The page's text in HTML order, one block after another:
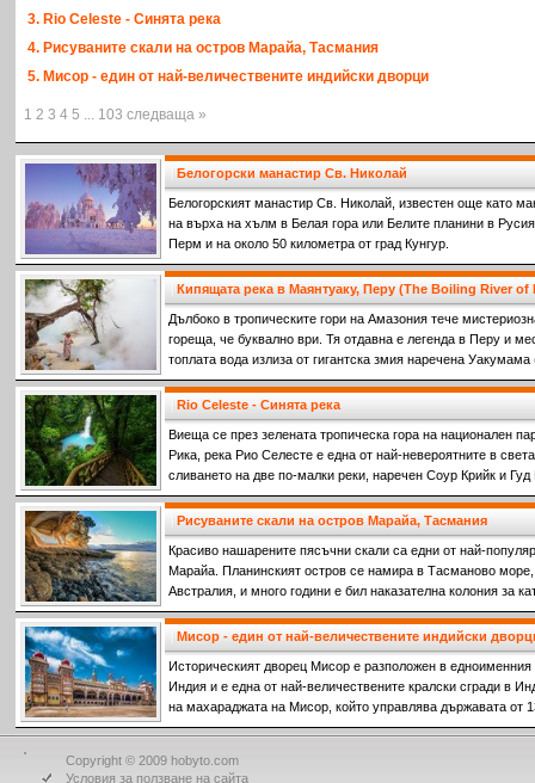
3. Rio Celeste - Синята река
4. Рисуваните скали на остров Марайа, Тасмания
5. Мисор - един от най-величествените индийски дворци
1 2 3 4 5 ... 103 следваща »
Белогорски манастир Св. Николай
Белогорският манастир Св. Николай, известен още като
на върха на хълм в Белая гора или Белите планини в
Перм и на около 50 километра от град Кунгур.
Кипящата река в Маянтуаку, Перу (The Boiling River of
Дълбоко в тропическите гори на Амазония тече
гореща, че буквално ври. Тя отдавна е легенда в Перу и
топлата вода излиза от гигантска змия наречена
водите.
Rio Celeste - Синята река
Виеща се през зелената тропическа гора на национален
Рика, река Рио Селесте е една от най-невероятните в
сливането на две по-малки реки, наречен Соур Крийк и
на двете напълно прозрачни реки се срещат, се образува
Рисуваните скали на остров Марайа, Тасмания
Красиво нашарените пясъчни скали са едни от най-
Марайа. Планинският остров се намира в Тасманово
Австралия, и много години е бил наказателна колония за
престъпления срещу френските колонизатори.
Мисор - един от най-величествените индийски
Историческият дворец Мисор е разположен в
Индия и е една от най-величествените кралски сгради в
на махараджата на Мисор, който управлява държавата от
Copyright © 2009 hobyto.com
Условия за ползване на сайта